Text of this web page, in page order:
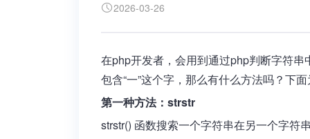
2026-03-26
在php开发者，会用到通过php判断字符串
包含“一”这个字，那么有什么方法吗？下
第一种方法：strstr
strstr() 函数搜索一个字符串在另一个字符